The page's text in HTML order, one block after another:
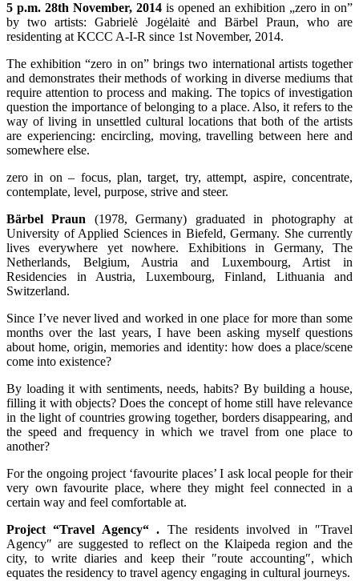
5 p.m. 28th November, 2014 is opened an exhibition „zero in on”
by two artists: Gabrielė Jogėlaitė and Bärbel Praun, who are
residenting at KCCC A-I-R since 1st November, 2014.
The exhibition “zero in on” brings two international artists together
and demonstrates their methods of working in diverse mediums that
require attention to process and making. The topics of investigation
question the importance of belonging to a place. Also, it refers to the
way of living in unsettled cultural locations that both of the artists
are experiencing: encircling, moving, travelling between here and
somewhere else.
zero in on ‒ focus, plan, target, try, attempt, aspire, concentrate,
contemplate, level, purpose, strive and steer.
Bärbel Praun (1978, Germany) graduated in photography at
University of Applied Sciences in Biefeld, Germany. She currently
lives everywhere yet nowhere. Exhibitions in Germany, The
Netherlands, Belgium, Austria and Luxembourg, Artist in
Residencies in Austria, Luxembourg, Finland, Lithuania and
Switzerland.
Since I’ve never lived and worked in one place for more than some
months over the last years, I have been asking myself questions
about home, origin, memories and identity: how does a place/scene
come into existence?
By loading it with sentiments, needs, habits? By building a house,
filling it with objects? Does the concept of home still have relevance
in the light of countries growing together, borders disappearing, and
the speed and frequency in which we travel from one place to
another?
For the ongoing project ‘favourite places’ I ask local people for their
very own favourite place, where they might feel connected in a
certain way and feel comfortable at.
Project“Travel Agency“ . The residents involved in ″Travel
Agency″ are suggested to reflect on the Klaipeda region and the
city, to write diaries and keep their ″route accounting″, which
equates the residency to travel agency engaging in cultural journeys.